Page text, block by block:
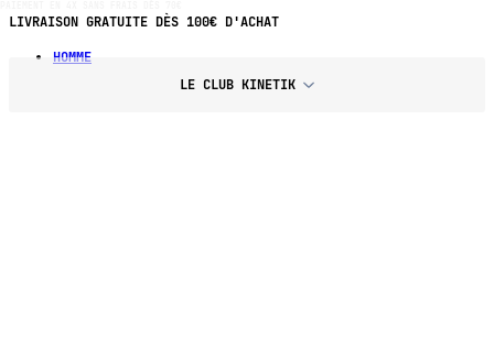
LIVRAISON GRATUITE DÈS 100€ D'ACHAT
HOMME
LE CLUB KINETIK